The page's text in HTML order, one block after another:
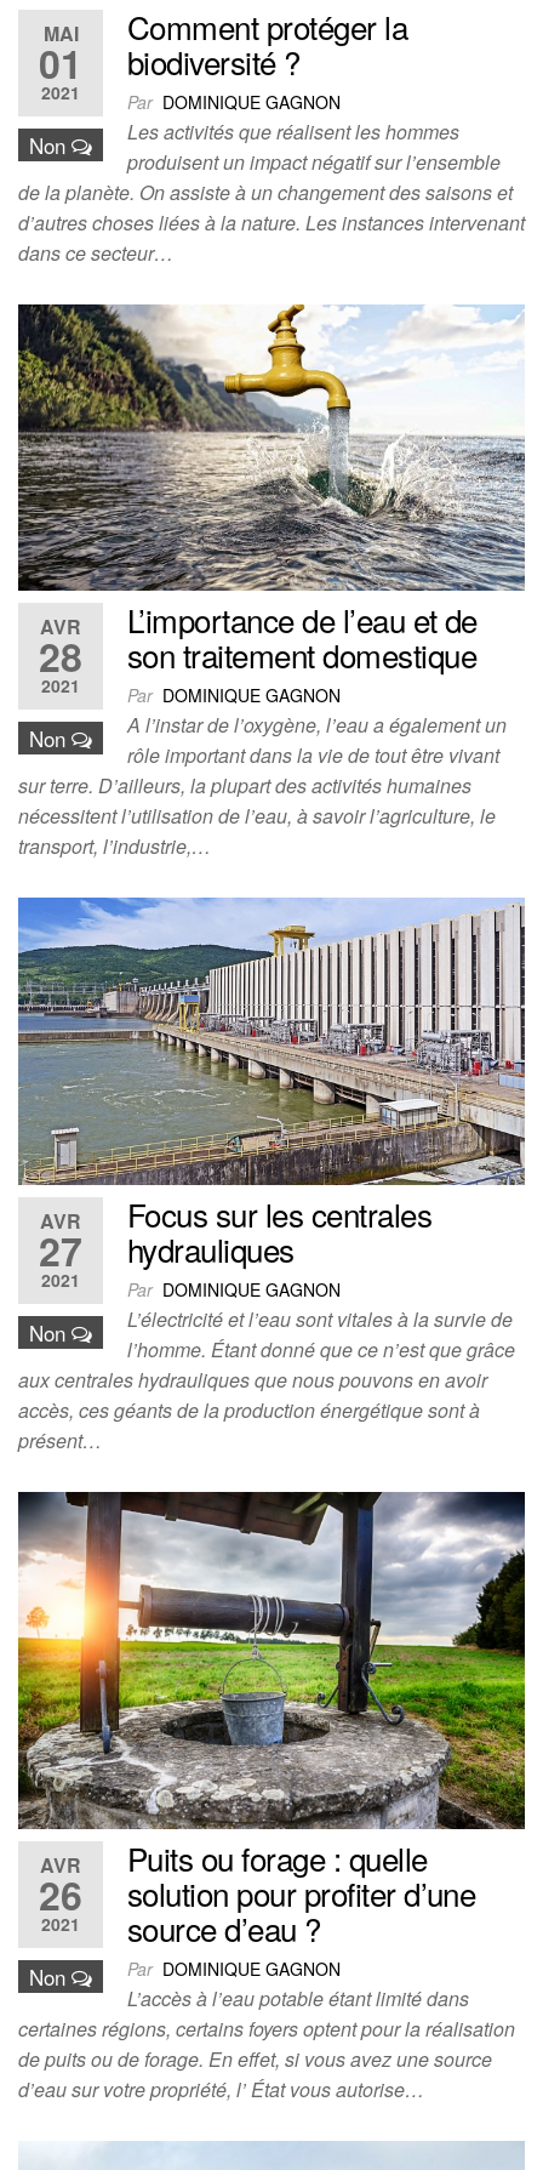
MAI
01
2021
Non
Comment protéger la
biodiversité ?
Par DOMINIQUE GAGNON
Les activités que réalisent les hommes
produisent un impact négatif sur l’ensemble
de la planète. On assiste à un changement des saisons et
d’autres choses liées à la nature. Les instances intervenant
dans ce secteur…
AVR
28
2021
Non
L’importance de l’eau et de
son traitement domestique
Par DOMINIQUE GAGNON
A l’instar de l’oxygène, l’eau a également un
rôle important dans la vie de tout être vivant
sur terre. D’ailleurs, la plupart des activités humaines
nécessitent l’utilisation de l’eau, à savoir l’agriculture, le
transport, l’industrie,…
AVR
27
2021
Non
Focus sur les centrales
hydrauliques
Par DOMINIQUE GAGNON
L’électricité et l’eau sont vitales à la survie de
l’homme. Étant donné que ce n’est que grâce
aux centrales hydrauliques que nous pouvons en avoir
accès, ces géants de la production énergétique sont à
présent…
AVR
26
2021
Non
Puits ou forage : quelle
solution pour profiter d’une
source d’eau ?
Par DOMINIQUE GAGNON
L’accès à l’eau potable étant limité dans
certaines régions, certains foyers optent pour la réalisation
de puits ou de forage. En effet, si vous avez une source
d’eau sur votre propriété, l’ État vous autorise…